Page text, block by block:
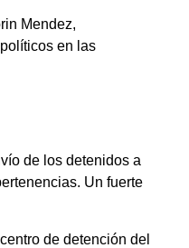
Mendez,
en las
de los detenidos a
Un fuerte
de detención del